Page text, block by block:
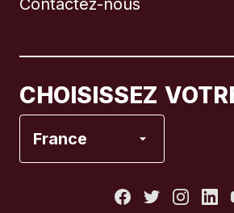
Contactez-nous
CHOISISSEZ
France